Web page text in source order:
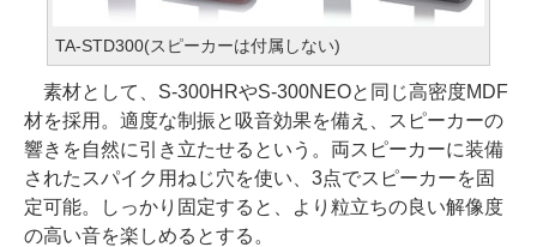
TA-STD300(スピーカーは付属しない)
素材として、S-300HRやS-300NEOと同じ高密度MDF
材を採用。適度な制振と吸音効果を備え、スピーカーの
響きを自然に引き立たせるという。両スピーカーに装備
されたスパイク用ねじ穴を使い、3点でスピーカーを固
定可能。しっかり固定すると、より粒立ちの良い解像度
の高い音を楽しめるとする。